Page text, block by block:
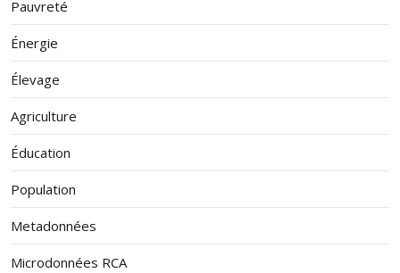
Pauvreté
Énergie
Élevage
Agriculture
Éducation
Population
Metadonnées
Microdonnées RCA